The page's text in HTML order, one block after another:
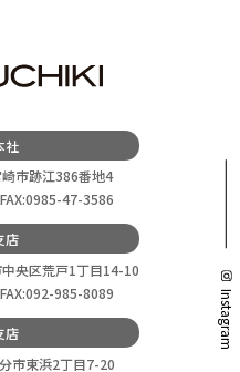
社
市跡江386番地4
47-3586
店
央区荒戸1丁目14-10
985-8089
店
市東浜2丁目7-20
Instagram